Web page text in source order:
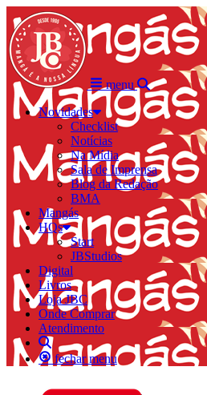
menu
Novidades
Checklist
Notícias
Na Mídia
Sala de Imprensa
Blog da Redação
BMA
Mangás
HQs
Start
JBStudios
Digital
Livros
Loja JBC
Onde Comprar
Atendimento
fechar menu